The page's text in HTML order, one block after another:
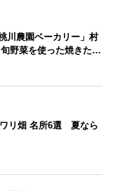
川農園ベーカリー」村
野菜を使った焼きたて
リ畑 名所6選 夏なら